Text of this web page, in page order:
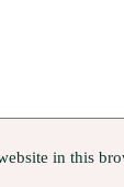
in this